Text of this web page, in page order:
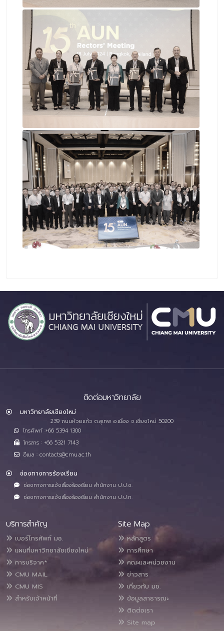
ติดต่อมหาวิทยาลัย
มหาวิทยาลัยเชียงใหม่
239 ถนนห้วยแก้ว ต.สุเทพ อ.เมือง จ.เชียงใหม่ 50200
โทรศัพท์ :+66 5394 1300
โทรสาร : +66 5321 7143
อีเมล : contacts@cmu.ac.th
ช่องทางการร้องเรียน
ช่องทางการแจ้งเรื่องร้องเรียน สำนักงาน ป.ป.ช.
ช่องทางการแจ้งเรื่องร้องเรียน สำนักงาน ป.ป.ท.
บริการสำคัญ
เบอร์โทรศัพท์ มช.
แผนที่มหาวิทยาลัยเชียงใหม่
การบริจาค*
CMU MAIL
CMU MIS
สำหรับเจ้าหน้าที่
Site Map
หลักสูตร
การศึกษา
คณะและหน่วยงาน
ข่าวสาร
เกี่ยวกับ มช.
ข้อมูลสาธารณะ
ติดต่อเรา
Site map